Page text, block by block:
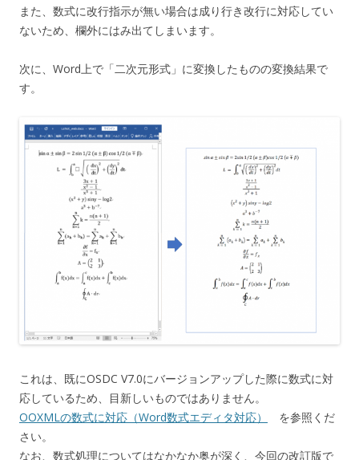
また、数式に改行指示が無い場合は成り行き改行に対応してい
ないため、欄外にはみ出てしまいます。
次に、Word上で「二次元形式」に変換したものの変換結果で
す。
これは、既にOSDC V7.0にバージョンアップした際に数式に対
応しているため、目新しいものではありません。
OOXMLの数式に対応（Word数式エディタ対応）
を参照くだ
さい。
なお、数式処理についてはなかなか奥が深く、今回の改訂版で